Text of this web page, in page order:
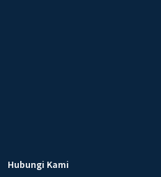
Hubungi Kami